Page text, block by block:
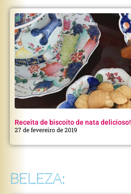
Receita de biscoito de nata delicioso!
27 de fevereiro de 2019
BELEZA: